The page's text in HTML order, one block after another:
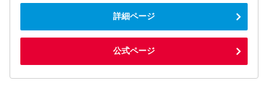
詳細ページ
公式ページ